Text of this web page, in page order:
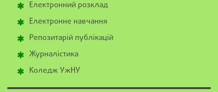
Електронний розклад
Електронне навчання
Репозитарій публікацій
Журналістика
Коледж УжНУ